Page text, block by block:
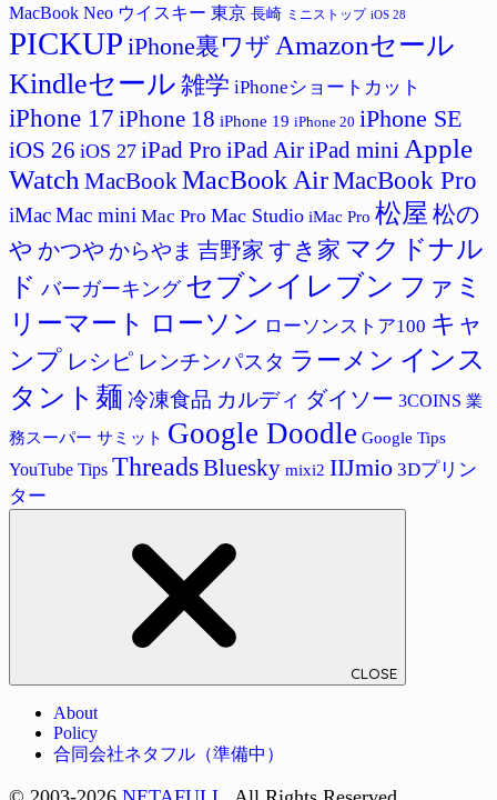
MacBook Neo ウイスキー 東京 長崎 ミニストップ iOS 28
PICKUP iPhone裏ワザ Amazonセール
Kindleセール 雑学 iPhoneショートカット
iPhone 17 iPhone 18 iPhone 19 iPhone 20 iPhone SE
iOS 26 iOS 27 iPad Pro iPad AiriPad mini Apple
Watch MacBookMacBook AirMacBook Pro
iMacMac mini Mac Pro Mac Studio iMac Pro 松屋 松の
や かつや からやま 吉野家 すき家 マクドナル
ド バーガーキング セブンイレブン ファミ
リーマート ローソン ローソンストア100 キャ
ンプ レシピ レンチンパスタ ラーメン インス
タント麺 冷凍食品 カルディ ダイソー 3COINS 業
務スーパー サミット Google Doodle Google Tips
YouTube Tips ThreadsBluesky mixi2 IIJmio 3Dプリン
ター
CLOSE
About
Policy
合同会社ネタフル（準備中）